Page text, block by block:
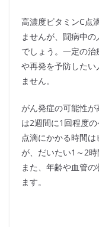
高濃度ビタミンC点
ませんが、闘病中
でしょう。一定の
や再発を予防したい
ません。
がん発症の可能性
は2週間に1回程度の
点滴にかかる時間
が、だいたい1～2時
また、年齢や血管
ます。